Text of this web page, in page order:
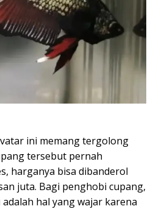
ini memang tergolong
tersebut pernah
harganya bisa dibanderol
juta. Bagi penghobi cupang,
hal yang wajar karena